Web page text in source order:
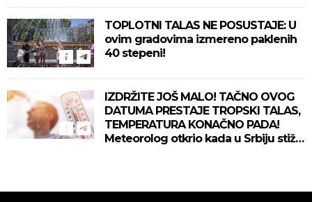
TOPLOTNI TALAS NE POSUSTAJE: U
ovim gradovima izmereno paklenih
40 stepeni!
IZDRŽITE JOŠ MALO! TAČNO OVOG
DATUMA PRESTAJE TROPSKI TALAS,
TEMPERATURA KONAČNO PADA!
Meteorolog otkrio kada u Srbiju stiže